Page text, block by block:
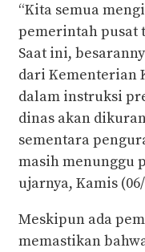
“Kita semua
pemerintah pusat
Saat ini,
dari Kementerian
dalam instruksi
dinas akan
sementara
masih menunggu
ujarnya, Kamis
Meskipun ada
memastikan